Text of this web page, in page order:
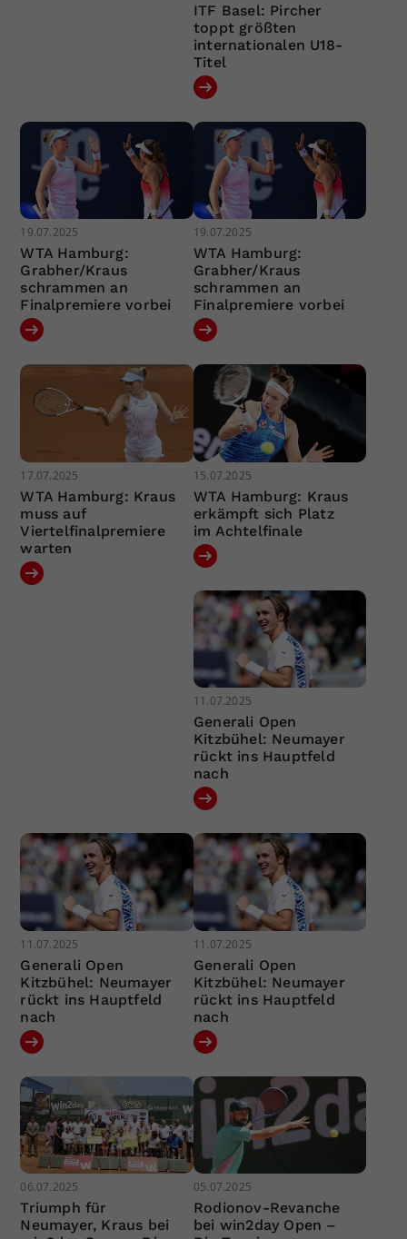
ITF Basel: Pircher
toppt größten
internationalen U18-
Titel
19.07.2025
WTA Hamburg:
Grabher/Kraus
schrammen an
Finalpremiere vorbei
19.07.2025
WTA Hamburg:
Grabher/Kraus
schrammen an
Finalpremiere vorbei
17.07.2025
WTA Hamburg: Kraus
muss auf
Viertelfinalpremiere
warten
15.07.2025
WTA Hamburg: Kraus
erkämpft sich Platz
im Achtelfinale
11.07.2025
Generali Open
Kitzbühel: Neumayer
rückt ins Hauptfeld
nach
11.07.2025
Generali Open
Kitzbühel: Neumayer
rückt ins Hauptfeld
nach
11.07.2025
Generali Open
Kitzbühel: Neumayer
rückt ins Hauptfeld
nach
06.07.2025
Triumph für
Neumayer, Kraus bei
05.07.2025
Rodionov-Revanche
bei win2day Open –